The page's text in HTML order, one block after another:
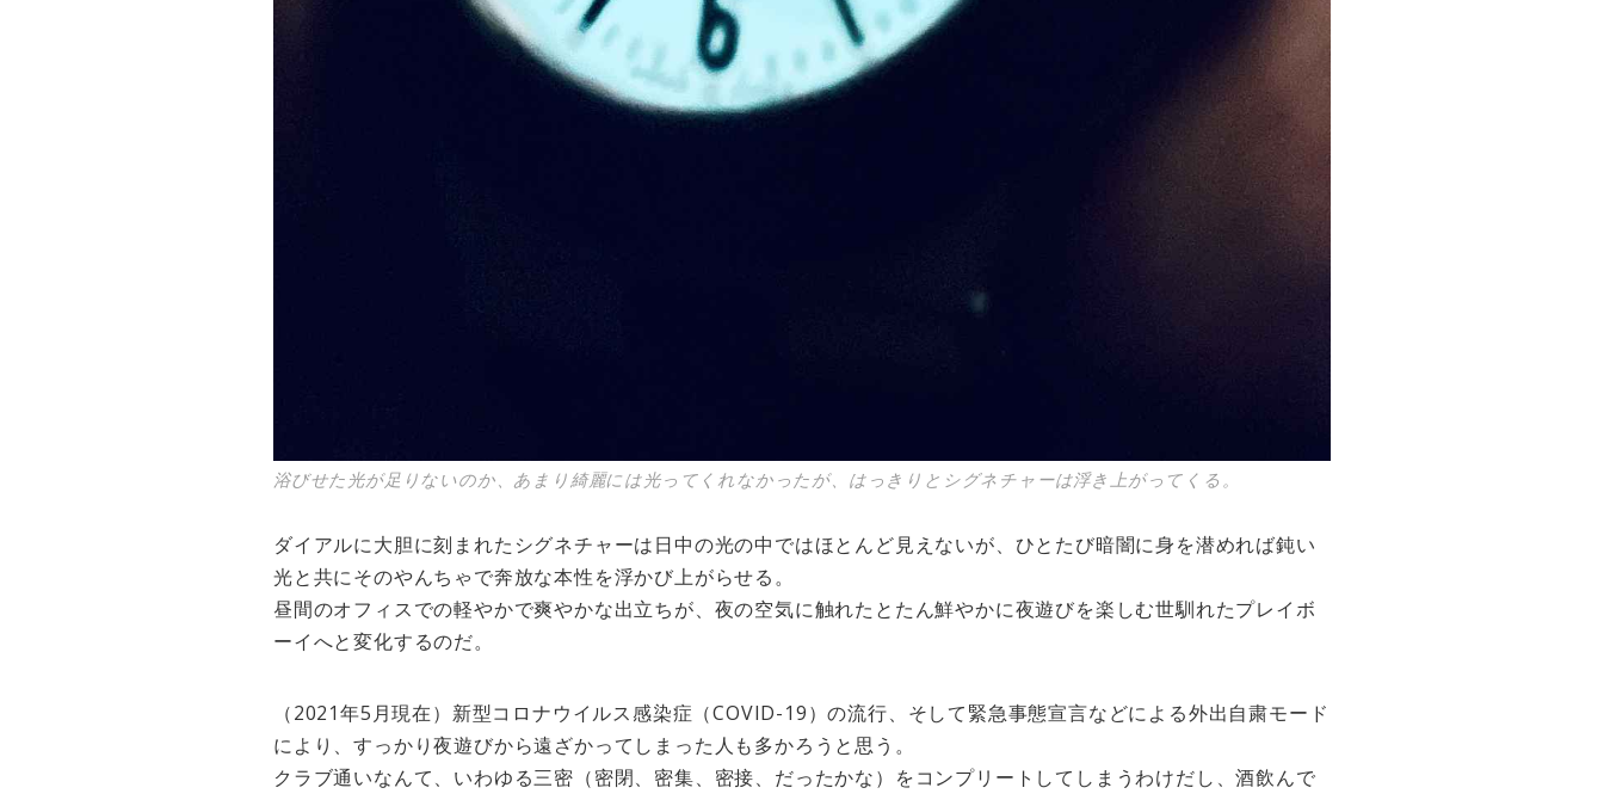
浴びせた光が足りないのか、あまり綺麗には光ってくれなかったが、はっきりとシグネチャーは浮き上がってくる。
ダイアルに大胆に刻まれたシグネチャーは日中の光の中ではほとんど見えないが、ひとたび暗闇に身を潜めれば鈍い
光と共にそのやんちゃで奔放な本性を浮かび上がらせる。
昼間のオフィスでの軽やかで爽やかな出立ちが、夜の空気に触れたとたん鮮やかに夜遊びを楽しむ世馴れたプレイボ
ーイへと変化するのだ。
（2021年5月現在）新型コロナウイルス感染症（COVID-19）の流行、そして緊急事態宣言などによる外出自粛モード
により、すっかり夜遊びから遠ざかってしまった人も多かろうと思う。
クラブ通いなんて、いわゆる三密（密閉、密集、密接、だったかな）をコンプリートしてしまうわけだし、酒飲んで